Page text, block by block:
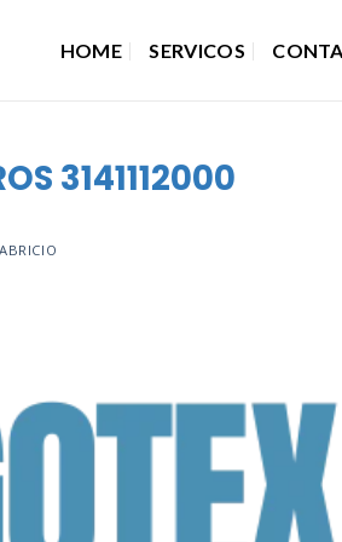
HOME SERVICOS
3141112000